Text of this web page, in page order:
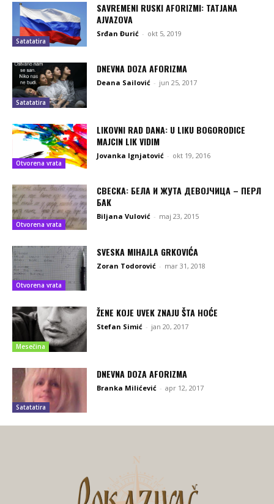
Satatatira
SAVREMENI RUSKI AFORIZMI: TATJANA
AJVAZOVA
Srđan Đurić - okt 5, 2019
Satatatira
DNEVNA DOZA AFORIZMA
Deana Sailović - jun 25, 2017
Otvorena vrata
LIKOVNI RAD DANA: U LIKU BOGORODICE
MAJCIN LIK VIDIM
Jovanka Ignjatović - okt 19, 2016
Otvorena vrata
СВЕСКА: БЕЛА И ЖУТА ДЕВОЈЧИЦА – ПЕРЛ
БАК
Biljana Vulović - maj 23, 2015
Otvorena vrata
SVESKA MIHAJLA GRKOVIĆA
Zoran Todorović - mar 31, 2018
Mesečina
ŽENE KOJE UVEK ZNAJU ŠTA HOĆE
Stefan Simić - jan 20, 2017
Satatatira
DNEVNA DOZA AFORIZMA
Branka Milićević - apr 12, 2017